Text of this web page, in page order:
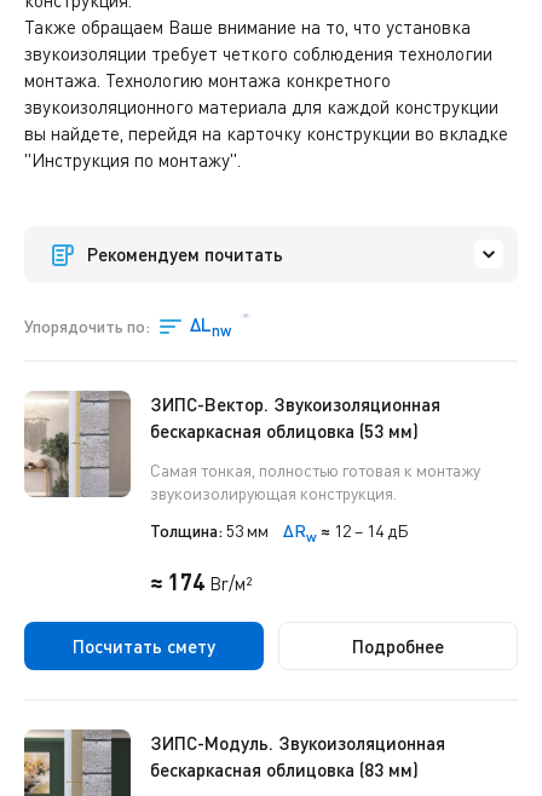
Также обращаем Ваше внимание на то, что установка
звукоизоляции требует четкого соблюдения технологии
монтажа. Технологию монтажа конкретного
звукоизоляционного материала для каждой конструкции
вы найдете, перейдя на карточку конструкции во вкладке
"Инструкция по монтажу".
Рекомендуем почитать
Упорядочить по: ΔL nw
ЗИПС-Вектор. Звукоизоляционная
бескаркасная облицовка (53 мм)
Самая тонкая, полностью готовая к монтажу
звукоизолирующая конструкция.
Толщина:53 мм ΔRw ≈ 12 – 14 дБ
≈ 174 Br/м²
Посчитать смету Подробнее
ЗИПС-Модуль. Звукоизоляционная
бескаркасная облицовка (83 мм)